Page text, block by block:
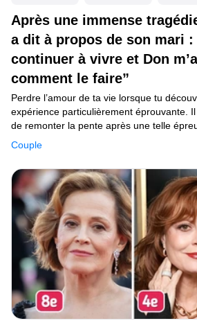
Après une immense
a dit à propos de son mari :
continuer à vivre et Don
comment le faire”
Couple
Perdre l’amour de ta vie lorsque tu
expérience particulièrement éprouvante.
de remonter la pente après une telle
de Meryl Streep nous donne l’espoir et la
peut nous aider à surmonter n’importe
difficile soit-il.
Mise à jour du consentement
© 2014–2026 TheSoul Publishing
Tous droits réservés.